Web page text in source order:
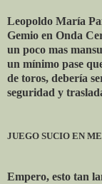
Leopoldo María
Gemio en Onda
un poco mas
un mínimo pase
de toros, debería
seguridad y
JUEGO SUCIO EN
Empero, esto tan